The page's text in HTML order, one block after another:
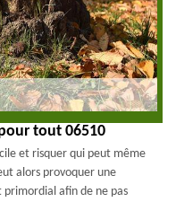
tout 06510
et risquer qui peut même
alors provoquer une
primordial afin de ne pas